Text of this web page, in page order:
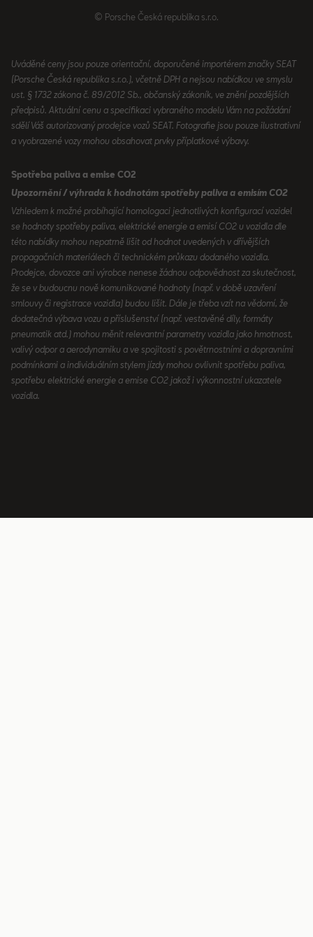
© Porsche Česká republika s.r.o.
Uváděné ceny jsou pouze orientační, doporučené importérem značky SEAT
(Porsche Česká republika s.r.o.), včetně DPH a nejsou nabídkou ve smyslu
ust. § 1732 zákona č. 89/2012 Sb., občanský zákoník, ve znění pozdějších
předpisů. Aktuální cenu a specifikaci vybraného modelu Vám na požádání
sdělí Váš autorizovaný prodejce vozů SEAT. Fotografie jsou pouze ilustrativní
a vyobrazené vozy mohou obsahovat prvky příplatkové výbavy.
Spotřeba paliva a emise CO2
Upozornění / výhrada k hodnotám spotřeby paliva a emisím CO2
Vzhledem k možné probíhající homologaci jednotlivých konfigurací vozidel
se hodnoty spotřeby paliva, elektrické energie a emisí CO2 u vozidla dle
této nabídky mohou nepatrně lišit od hodnot uvedených v dřívějších
propagačních materiálech či technickém průkazu dodaného vozidla.
Prodejce, dovozce ani výrobce nenese žádnou odpovědnost za skutečnost,
že se v budoucnu nově komunikované hodnoty (např. v době uzavření
smlouvy či registrace vozidla) budou lišit. Dále je třeba vzít na vědomí, že
dodatečná výbava vozu a příslušenství (např. vestavěné díly, formáty
pneumatik atd.) mohou měnit relevantní parametry vozidla jako hmotnost,
valivý odpor a aerodynamiku a ve spojitosti s povětrnostními a dopravními
podmínkami a individuálním stylem jízdy mohou ovlivnit spotřebu paliva,
spotřebu elektrické energie a emise CO2 jakož i výkonnostní ukazatele
vozidla.